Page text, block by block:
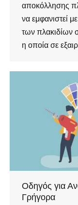
αποκόλλησης
να εμφανιστεί
των πλακιδίων
η οποία σε
Οδηγός για
Γρήγορα